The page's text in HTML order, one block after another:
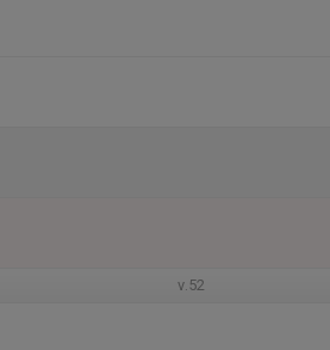
v.52